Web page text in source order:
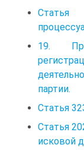
19.
партии.
Статья
Статья
исковой